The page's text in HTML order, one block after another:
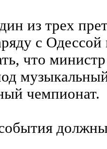
из трех
с
что
чемпионат.